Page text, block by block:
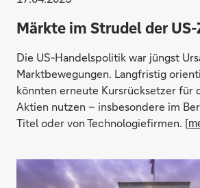
Märkte im Strudel der
Die US-Handelspolitik war jüngst
Marktbewegungen. Langfristig
könnten erneute Kursrücksetzer für
Aktien nutzen – insbesondere im
Titel oder von Technologiefirmen. [